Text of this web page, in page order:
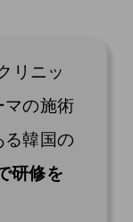
リニッ
マの施術
る韓国の
研修を